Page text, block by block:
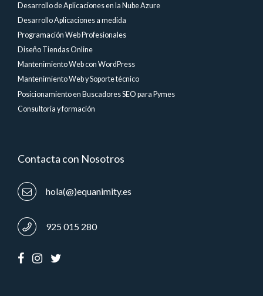
Desarrollo de Aplicaciones en la Nube Azure
Desarrollo Aplicaciones a medida
Programación Web Profesionales
Diseño Tiendas Online
Mantenimiento Web con WordPress
Mantenimiento Web y Soporte técnico
Posicionamiento en Buscadores SEO para Pymes
Consultoria y formación
Contacta con Nosotros
hola(@)equanimity.es
925 015 280